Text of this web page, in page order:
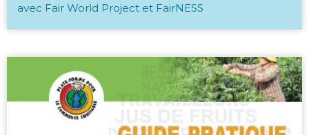
avec Fair World Project et FairNESS